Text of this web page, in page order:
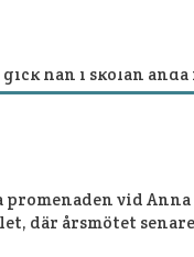
gången i
han i skolan
i
vid
där årsmötet